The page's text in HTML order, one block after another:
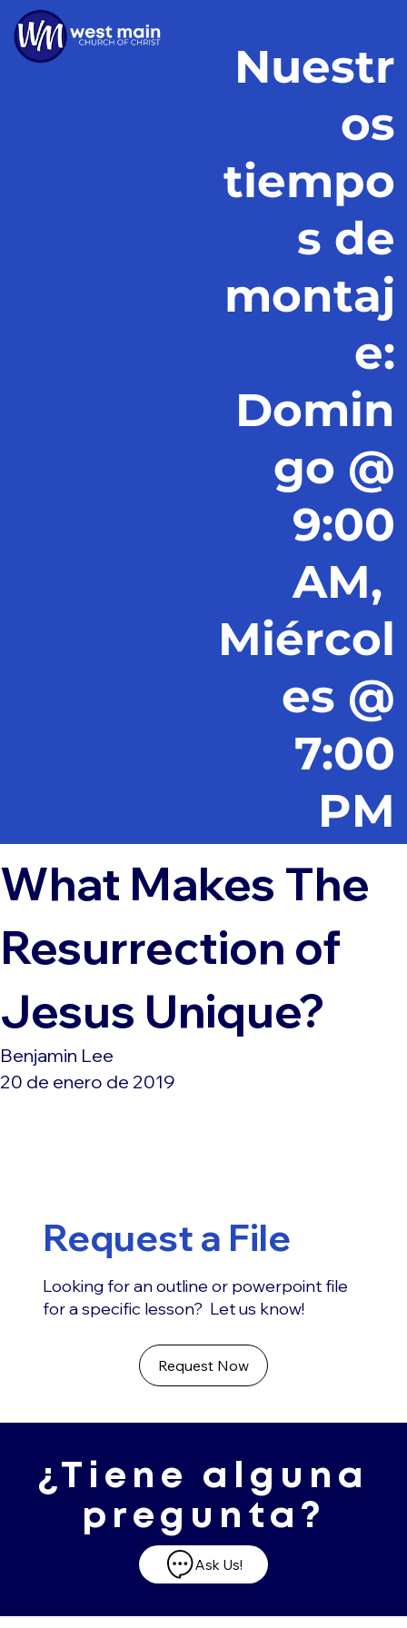
Nuestr
os
tiempo
s de
montaj
e:
Domin
go @
9:00
AM,
Miércol
es @
7:00
PM
What Makes The
Resurrection of
Jesus Unique?
Benjamin Lee
20 de enero de 2019
Request a File
Looking for an outline or powerpoint file
for a specific lesson? Let us know!
Request Now
¿Tiene alguna
pregunta?
Ask Us!